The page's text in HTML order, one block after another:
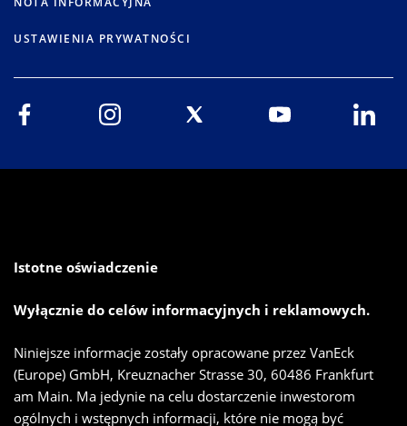
USTAWIENIA PRYWATNOŚCI
Istotne oświadczenie
Wyłącznie do celów informacyjnych i reklamowych.
Niniejsze informacje zostały opracowane przez VanEck
(Europe) GmbH, Kreuznacher Strasse 30, 60486 Frankfurt
am Main. Ma jedynie na celu dostarczenie inwestorom
ogólnych i wstępnych informacji, które nie mogą być